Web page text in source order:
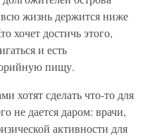
жизнь держится ниже
хочет достичь этого,
и есть
пищу.
хотят сделать что-то для
не дается даром: врачи,
активности для